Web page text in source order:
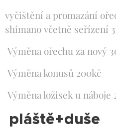
vyčištění a promazání
shimano včetně seřízení
Výměna ořechu za nový
Výměna konusů 200kč
Výměna ložisek u náboje
pláště+duše